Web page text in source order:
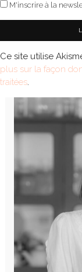
M'inscrire à la
Ce site utilise
plus sur la façon
traitées.